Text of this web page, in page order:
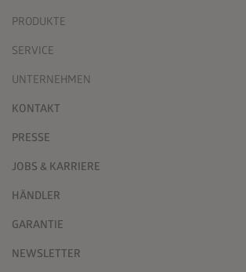
PRODUKTE
SERVICE
UNTERNEHMEN
KONTAKT
PRESSE
JOBS & KARRIERE
HÄNDLER
GARANTIE
NEWSLETTER